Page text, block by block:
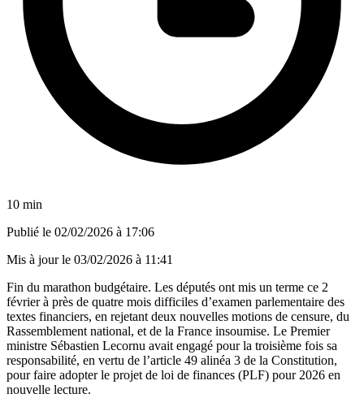
10 min
Publié le 02/02/2026 à 17:06
Mis à jour le 03/02/2026 à 11:41
Fin du marathon budgétaire. Les députés ont mis un terme ce 2
février à près de quatre mois difficiles d’examen parlementaire des
textes financiers, en rejetant deux nouvelles motions de censure, du
Rassemblement national, et de la France insoumise. Le Premier
ministre Sébastien Lecornu avait engagé pour la troisième fois sa
responsabilité, en vertu de l’article 49 alinéa 3 de la Constitution,
pour faire adopter le projet de loi de finances (PLF) pour 2026 en
nouvelle lecture.